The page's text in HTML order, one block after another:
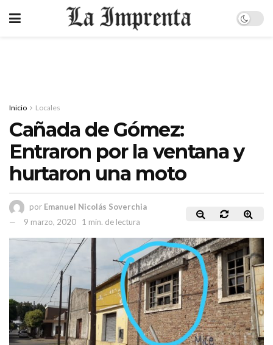
Inicio Locales
Cañada de Gómez:
Entraron por la ventana y
hurtaron una moto
por Emanuel Nicolás Soverchia
9 marzo, 2020
1 min. de lectura